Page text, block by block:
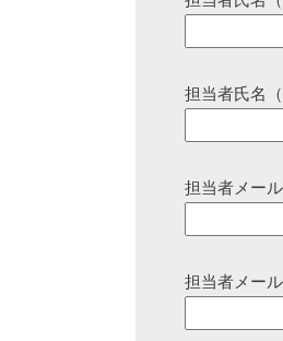
担当者氏名（
担当者メー
担当者メー